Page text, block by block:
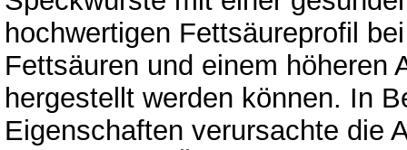
hochwertigen Fettsäureprofil
Fettsäuren und einem höheren
hergestellt werden können. In
Eigenschaften verursachte die